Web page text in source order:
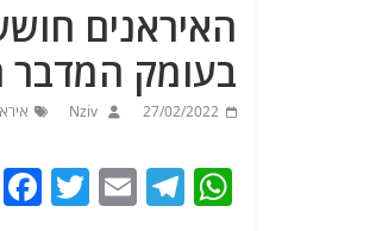
האיראנים
בעומק המדבר
27/02/2022
Nziv
W
T
E
T